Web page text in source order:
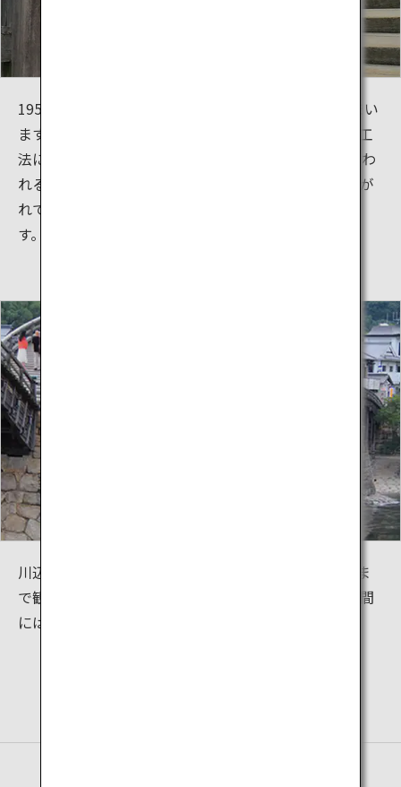
1950年の台風により、錦帯橋は破壊され流失してしまい
ます。しかし岩国の人々は全力を尽くして、伝統的な工
法による橋の再建を成功させました。近年は名人と言わ
れる棟梁たちが、江戸時代（1603-1868）から受け継が
れてきた技術を使って錦帯橋の維持管理を行っていま
す。
川辺から見ると、300年の歴史を持つ橋の構造を隅々ま
で観察できます。毎年実施される橋のライトアップ期間
には、ひときわ美しい錦帯橋の姿が楽しめます。